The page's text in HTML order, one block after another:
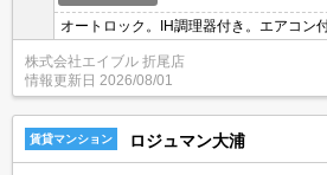
オートロック。IH調理器付き。エアコン
場あり。保証委託料（賃料総額に対し、
株式会社エイブル 折尾店
情報更新日 2026/08/01
賃貸マンション ロジュマン大浦